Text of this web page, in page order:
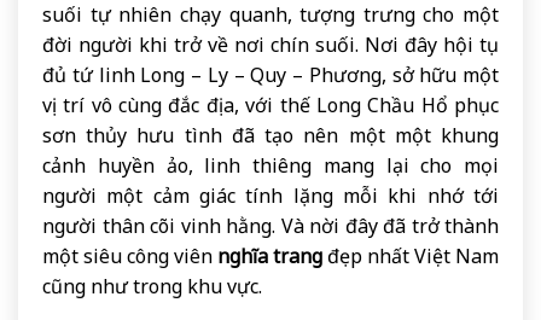
suối tự nhiên chạy quanh, tượng trưng cho một
đời người khi trở về nơi chín suối. Nơi đây hội tụ
đủ tứ linh Long – Ly – Quy – Phương, sở hữu một
vị trí vô cùng đắc địa, với thế Long Chầu Hổ phục
sơn thủy hưu tình đã tạo nên một một khung
cảnh huyền ảo, linh thiêng mang lại cho mọi
người một cảm giác tính lặng mỗi khi nhớ tới
người thân cõi vinh hằng. Và nời đây đã trở thành
một siêu công viên nghĩa trangđẹp nhất Việt Nam
cũng như trong khu vực.